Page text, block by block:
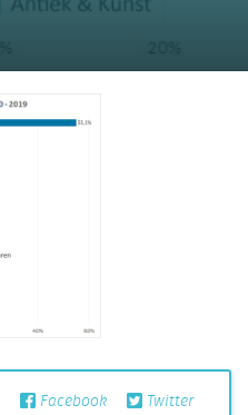
Facebook Twitter